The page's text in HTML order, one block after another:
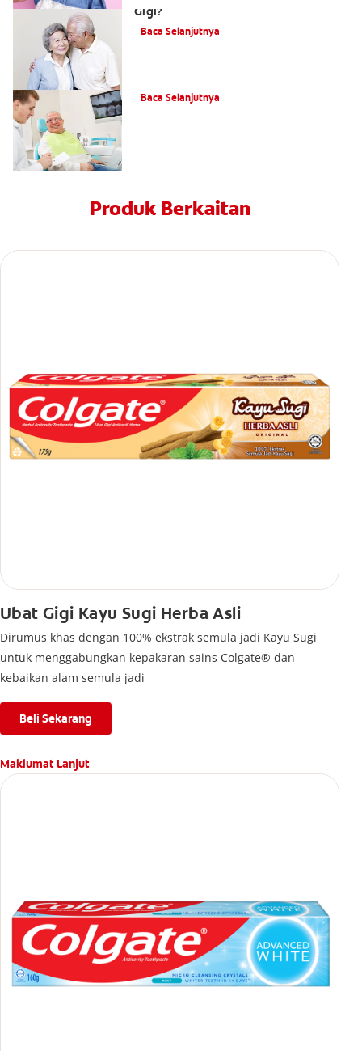
Gigi?
Baca Selanjutnya
Baca Selanjutnya
Produk Berkaitan
Ubat Gigi Kayu Sugi Herba Asli
Dirumus khas dengan 100% ekstrak semula jadi Kayu Sugi
untuk menggabungkan kepakaran sains Colgate® dan
kebaikan alam semula jadi
Beli Sekarang
Maklumat Lanjut